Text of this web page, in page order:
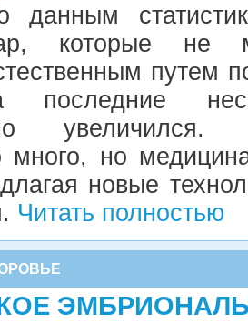
данным
которые не
путем
последние
много, но
новые
Читать полностью